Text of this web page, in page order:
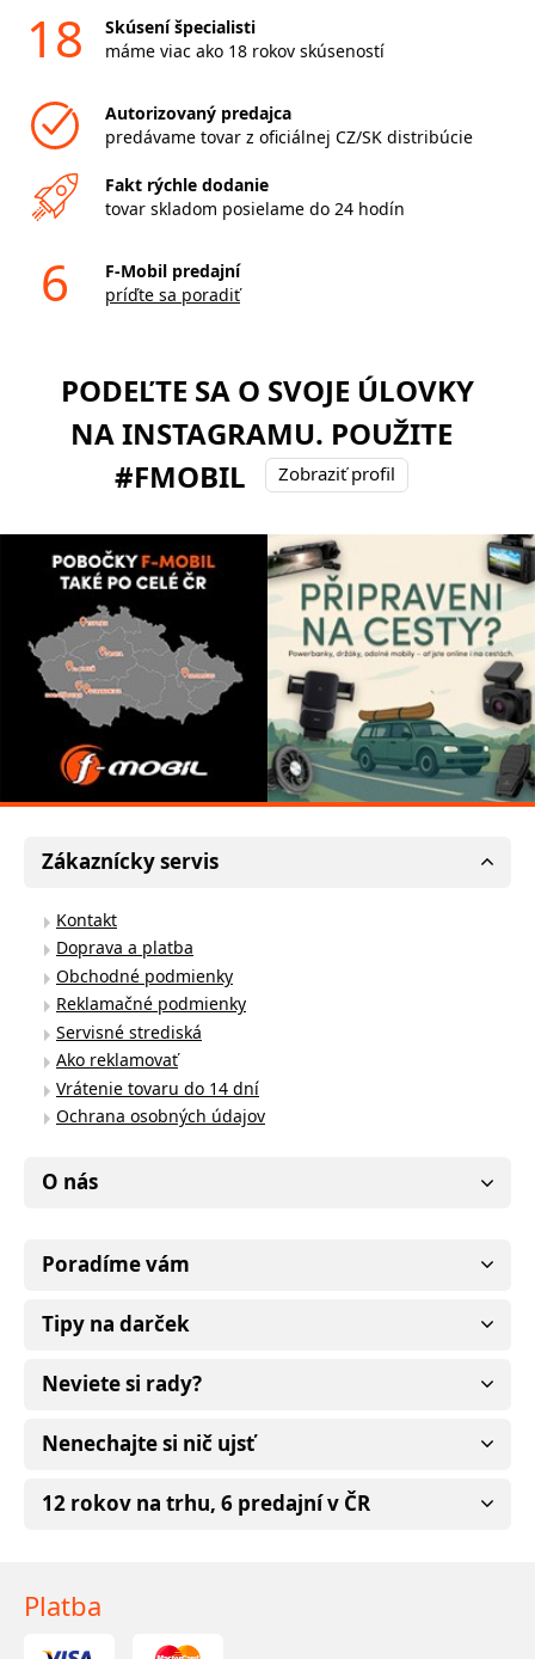
18
Skúsení špecialisti
máme viac ako 18 rokov skúseností
Autorizovaný predajca
predávame tovar z oficiálnej CZ/SK distribúcie
Fakt rýchle dodanie
tovar skladom posielame do 24 hodín
6
F-Mobil predajní
príďte sa poradiť
PODEĽTE SA O SVOJE ÚLOVKY
NA INSTAGRAMU. POUŽITE
#FMOBIL
Zobraziť profil
Zákaznícky servis
Kontakt
Doprava a platba
Obchodné podmienky
Reklamačné podmienky
Servisné strediská
Ako reklamovať
Vrátenie tovaru do 14 dní
Ochrana osobných údajov
O nás
Poradíme vám
Tipy na darček
Neviete si rady?
Nenechajte si nič ujsť
12 rokov na trhu, 6 predajní v ČR
Platba